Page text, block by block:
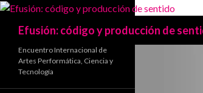
Efusión: código y producción de
Encuentro Internacional de
Artes Performática, Ciencia y
Tecnología